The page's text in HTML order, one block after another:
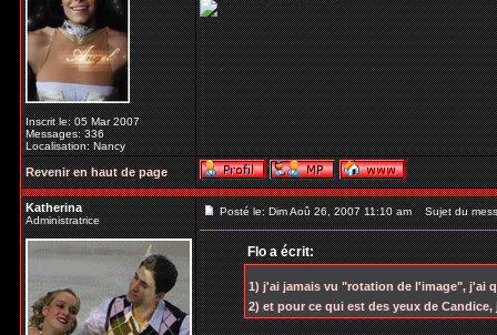
Inscrit le: 05 Mar 2007
Messages: 336
Localisation: Nancy
Revenir en haut de page
Katherina
Administratrice
Posté le: Dim Aoû 26, 2007 11:10 am Sujet du
Flo a écrit:
1) j'ai jamais vu "rotation de l'image", j'ai
2) et pour ce qui est des yeux de